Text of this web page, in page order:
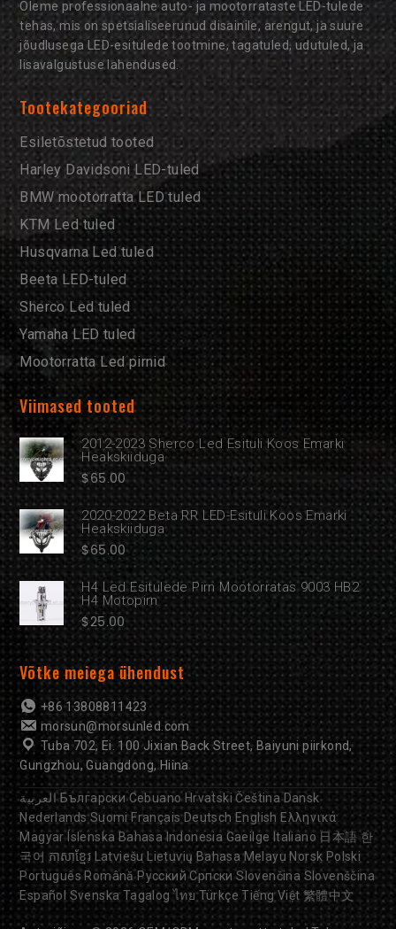
Oleme professionaalne auto- ja mootorrataste LED-tulede
tehas, mis on spetsialiseerunud disainile, arengut, ja suure
jõudlusega LED-esitulede tootmine, tagatuled, udutuled, ja
lisavalgustuse lahendused.
Tootekategooriad
Esiletõstetud tooted
Harley Davidsoni LED-tuled
BMW mootorratta LED tuled
KTM Led tuled
Husqvarna Led tuled
Beeta LED-tuled
Sherco Led tuled
Yamaha LED tuled
Mootorratta Led pirnid
Viimased tooted
2012-2023 Sherco Led Esituli Koos Emarki
Heakskiiduga
$65.00
2020-2022 Beta RR LED-Esituli Koos Emarki
Heakskiiduga
$65.00
H4 Led Esitulede Pirn Mootorratas 9003 HB2
H4 Motopirn
$25.00
Võtke meiega ühendust
+86 13808811423
morsun@morsunled.com
Tuba 702, Ei. 100 Jixian Back Street, Baiyuni piirkond,
Gungzhou, Guangdong, Hiina
العربية Български Cebuano Hrvatski Čeština Dansk
Nederlands Suomi Français Deutsch English Ελληνικά
Magyar Íslenska Bahasa Indonesia Gaeilge Italiano 日本語 한
국어 ភាសាខ្មែរ Latviešu Lietuvių Bahasa Melayu Norsk Polski
Português Română Русский Српски Slovenčina Slovenščina
Español Svenska Tagalog ไทย Türkçe Tiếng Việt 繁體中文